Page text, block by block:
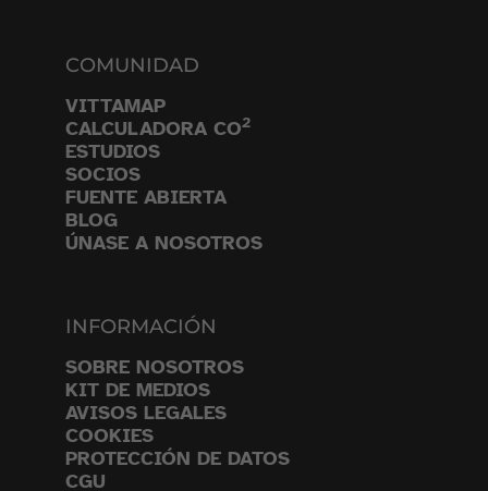
COMUNIDAD
VITTAMAP
CALCULADORA CO2
ESTUDIOS
SOCIOS
FUENTE ABIERTA
BLOG
ÚNASE A NOSOTROS
INFORMACIÓN
SOBRE NOSOTROS
KIT DE MEDIOS
AVISOS LEGALES
COOKIES
PROTECCIÓN DE DATOS
CGU